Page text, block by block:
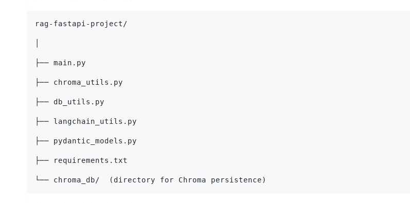
rag-fastapi-project/
├── main.py
├── chroma_utils.py
├── db_utils.py
├── langchain_utils.py
├── pydantic_models.py
├── requirements.txt
└── chroma_db/  (directory for Chroma persistence)